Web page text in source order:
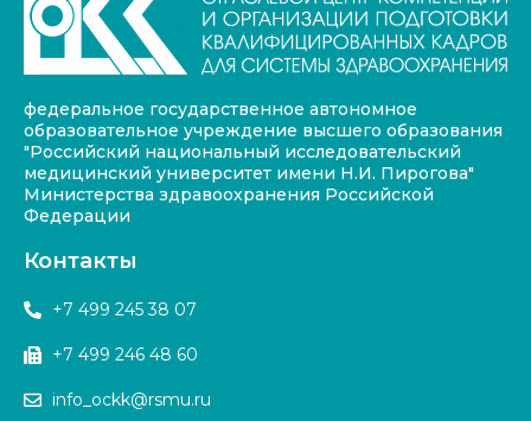
федеральное государственное автономное
образовательное учреждение высшего образования
"Российский национальный исследовательский
медицинский университет имени Н.И. Пирогова"
Министерства здравоохранения Российской
Федерации
Контакты
+7 499 245 38 07
+7 499 246 48 60
info_ockk@rsmu.ru